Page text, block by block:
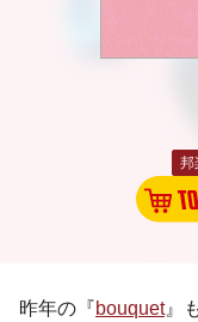
邦
昨年の『bouquet』